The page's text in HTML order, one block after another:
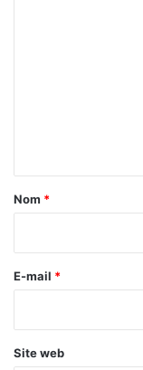
a
e
Nom *
E-mail *
Site web